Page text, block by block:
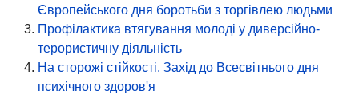
Європейського дня боротьби з торгівлею людьми
Профілактика втягування молоді у диверсійно-
терористичну діяльність
На сторожі стійкості. Захід до Всесвітнього дня
психічного здоров'я